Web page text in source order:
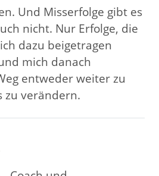
Und Misserfolge gibt es
nicht. Nur Erfolge, die
dazu beigetragen
mich danach
entweder weiter zu
zu verändern.